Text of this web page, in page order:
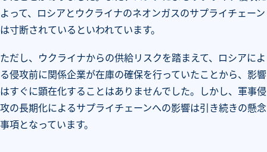
よって、ロシアとウクライナのネオンガスのサプライチェーン
は寸断されているといわれています。
ただし、ウクライナからの供給リスクを踏まえて、ロシアによ
る侵攻前に関係企業が在庫の確保を行っていたことから、影響
はすぐに顕在化することはありませんでした。しかし、軍事侵
攻の長期化によるサプライチェーンへの影響は引き続きの懸念
事項となっています。